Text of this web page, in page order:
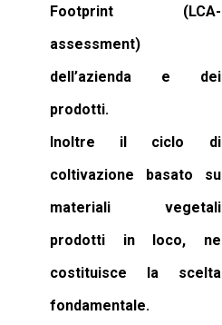
Footprint (LCA-
assessment)
dell’azienda e dei
prodotti.
Inoltre il ciclo di
coltivazione basato su
materiali vegetali
prodotti in loco, ne
costituisce la scelta
fondamentale.